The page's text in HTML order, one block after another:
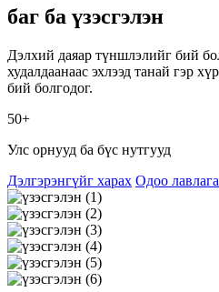
баг ба үзэсгэлэн
Дэлхий даяар түншлэлийг бий
худалдаанаас эхлээд танай гэр
бий болгодог.
50+
Улс орнууд ба бүс нутгууд
Дэлгэрэнгүйг харах Одоо